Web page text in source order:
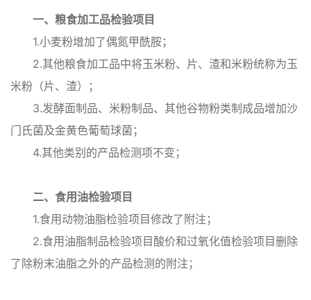
一、粮食加工品检验项目
1.小麦粉增加了偶氮甲酰胺；
2.其他粮食加工品中将玉米粉、片、渣和米粉统称为玉
米粉（片、渣）；
3.发酵面制品、米粉制品、其他谷物粉类制成品增加沙
门氏菌及金黄色葡萄球菌；
4.其他类别的产品检测项不变；
二、食用油检验项目
1.食用动物油脂检验项目修改了附注；
2.食用油脂制品检验项目酸价和过氧化值检验项目删除
了除粉末油脂之外的产品检测的附注；